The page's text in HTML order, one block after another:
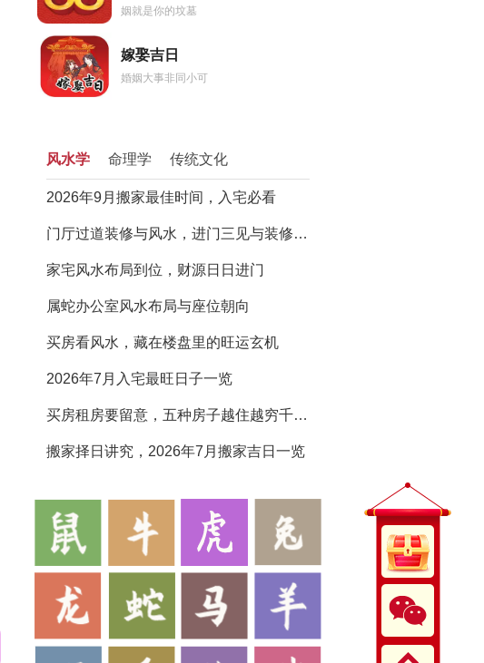
姻就是你的坟墓
嫁娶吉日
婚姻大事非同小可
风水学 命理学 传统文化
2026年9月搬家最佳时间，入宅必看
门厅过道装修与风水，进门三见与装修避坑指南
家宅风水布局到位，财源日日进门
属蛇办公室风水布局与座位朝向
买房看风水，藏在楼盘里的旺运玄机
2026年7月入宅最旺日子一览
买房租房要留意，五种房子越住越穷千万别选
搬家择日讲究，2026年7月搬家吉日一览